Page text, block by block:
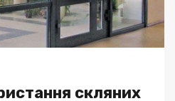
скляних